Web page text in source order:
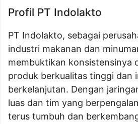
Profil PT Indolakto
PT Indolakto, sebagai
industri makanan dan
membuktikan konsistensinya
produk berkualitas tinggi dan
berkelanjutan. Dengan
luas dan tim yang
terus tumbuh dan